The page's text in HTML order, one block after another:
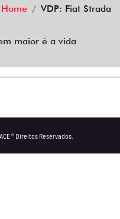
Home VDP: Fiat Strada
maior é a vida
® Direitos Reservados.